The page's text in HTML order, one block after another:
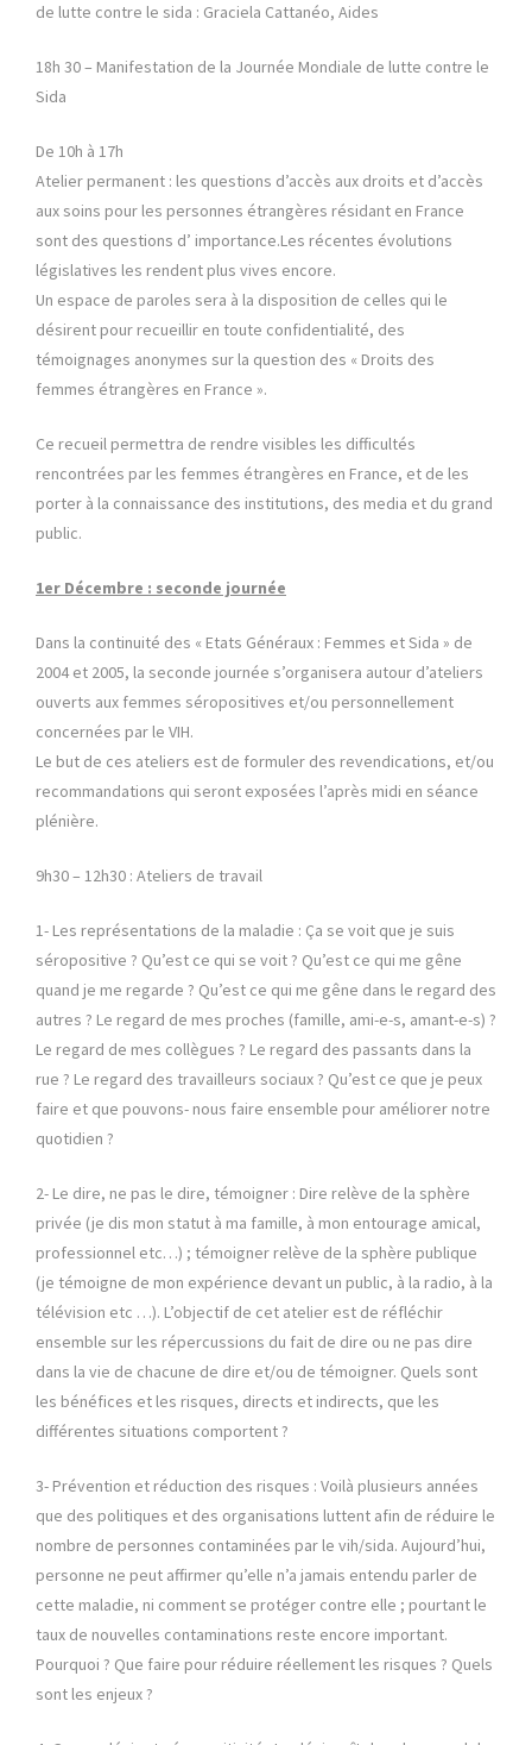
de lutte contre le sida : Graciela Cattanéo, Aides
18h 30 – Manifestation de la Journée Mondiale de lutte contre le
Sida
De 10h à 17h
Atelier permanent : les questions d’accès aux droits et d’accès
aux soins pour les personnes étrangères résidant en France
sont des questions d’ importance.Les récentes évolutions
législatives les rendent plus vives encore.
Un espace de paroles sera à la disposition de celles qui le
désirent pour recueillir en toute confidentialité, des
témoignages anonymes sur la question des « Droits des
femmes étrangères en France ».
Ce recueil permettra de rendre visibles les difficultés
rencontrées par les femmes étrangères en France, et de les
porter à la connaissance des institutions, des media et du grand
public.
1er Décembre : seconde journée
Dans la continuité des « Etats Généraux : Femmes et Sida » de
2004 et 2005, la seconde journée s’organisera autour d’ateliers
ouverts aux femmes séropositives et/ou personnellement
concernées par le VIH.
Le but de ces ateliers est de formuler des revendications, et/ou
recommandations qui seront exposées l’après midi en séance
plénière.
9h30 – 12h30 : Ateliers de travail
1- Les représentations de la maladie : Ça se voit que je suis
séropositive ? Qu’est ce qui se voit ? Qu’est ce qui me gêne
quand je me regarde ? Qu’est ce qui me gêne dans le regard des
autres ? Le regard de mes proches (famille, ami-e-s, amant-e-s) ?
Le regard de mes collègues ? Le regard des passants dans la
rue ? Le regard des travailleurs sociaux ? Qu’est ce que je peux
faire et que pouvons- nous faire ensemble pour améliorer notre
quotidien ?
2- Le dire, ne pas le dire, témoigner : Dire relève de la sphère
privée (je dis mon statut à ma famille, à mon entourage amical,
professionnel etc…) ; témoigner relève de la sphère publique
(je témoigne de mon expérience devant un public, à la radio, à la
télévision etc …). L’objectif de cet atelier est de réfléchir
ensemble sur les répercussions du fait de dire ou ne pas dire
dans la vie de chacune de dire et/ou de témoigner. Quels sont
les bénéfices et les risques, directs et indirects, que les
différentes situations comportent ?
3- Prévention et réduction des risques : Voilà plusieurs années
que des politiques et des organisations luttent afin de réduire le
nombre de personnes contaminées par le vih/sida. Aujourd’hui,
personne ne peut affirmer qu’elle n’a jamais entendu parler de
cette maladie, ni comment se protéger contre elle ; pourtant le
taux de nouvelles contaminations reste encore important.
Pourquoi ? Que faire pour réduire réellement les risques ? Quels
sont les enjeux ?